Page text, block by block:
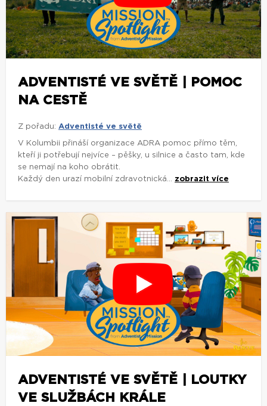
ADVENTISTÉ VE SVĚTĚ | POMOC
NA CESTĚ
Z pořadu: Adventisté ve světě
V Kolumbii přináší organizace ADRA pomoc přímo těm,
kteří ji potřebují nejvíce – pěšky, u silnice a často tam, kde
se nemají na koho obrátit.
Každý den urazí mobilní zdravotnická... zobrazit více
ADVENTISTÉ VE SVĚTĚ | LOUTKY
VE SLUŽBÁCH KRÁLE